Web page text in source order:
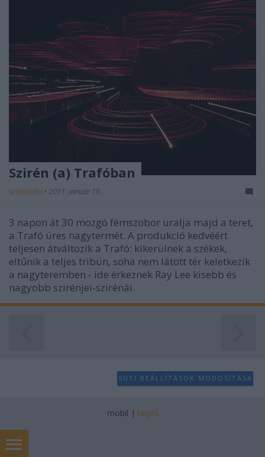
Szirén (a) Trafóban
szinhazhu • 2011. január 10.
3 napon át 30 mozgó fémszobor uralja majd a teret,
a Trafó üres nagytermét. A produkció kedvéért
teljesen átváltozik a Trafó: kikerülnek a székek,
eltűnik a teljes tribün, soha nem látott tér keletkezik
a nagyteremben - ide érkeznek Ray Lee kisebb és
nagyobb szirénjei-szirénái.
SÜTI BEÁLLÍTÁSOK MÓDOSÍTÁSA
mobil | teljes